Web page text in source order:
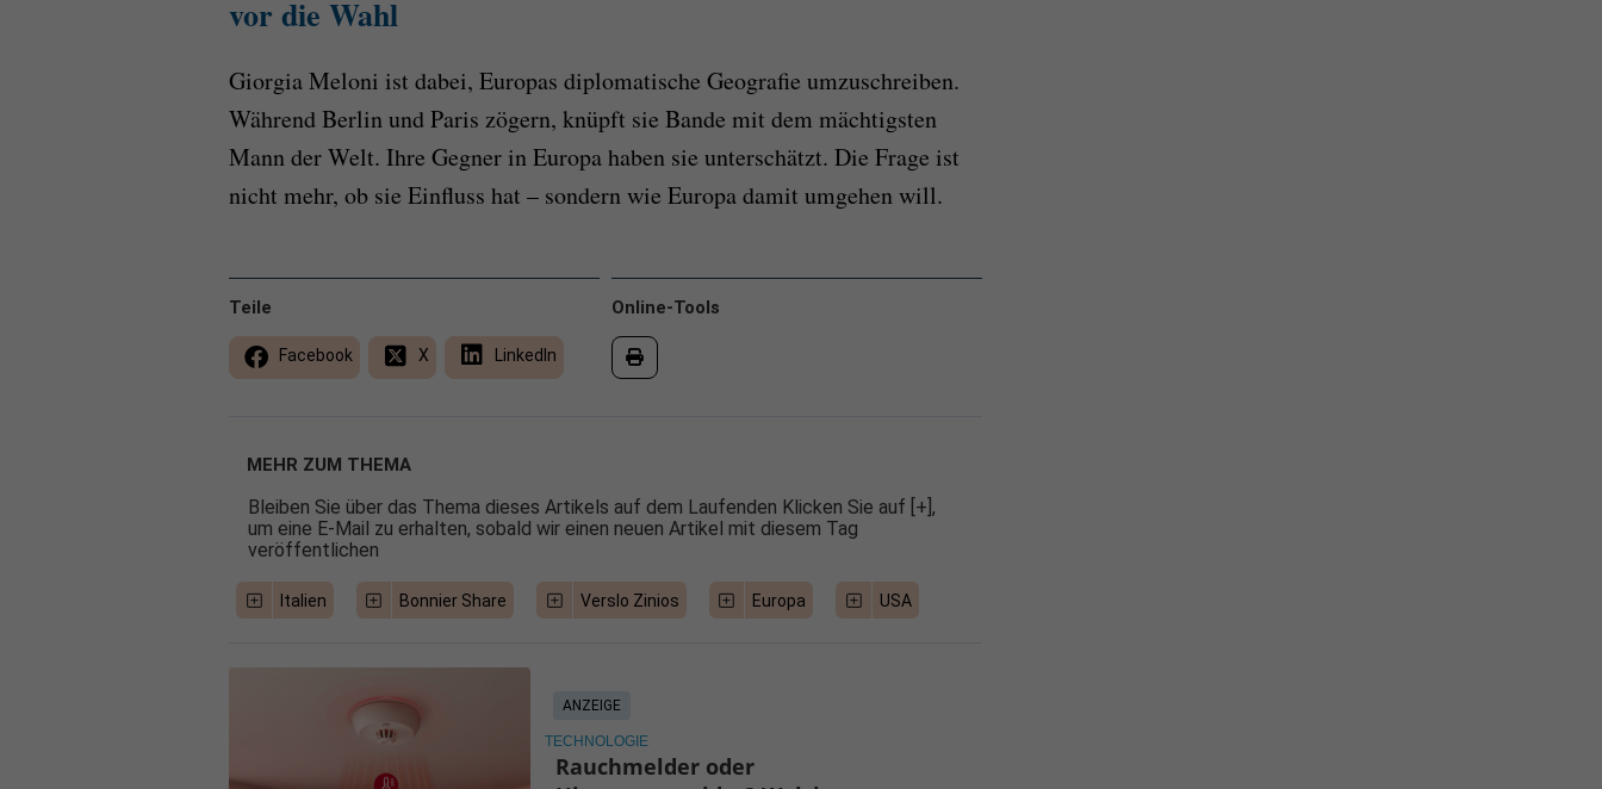
vor die Wahl
Giorgia Meloni ist dabei, Europas diplomatische Geografie umzuschreiben.
Während Berlin und Paris zögern, knüpft sie Bande mit dem mächtigsten
Mann der Welt. Ihre Gegner in Europa haben sie unterschätzt. Die Frage ist
nicht mehr, ob sie Einfluss hat – sondern wie Europa damit umgehen will.
Online-Tools
Teile
Facebook X LinkedIn
MEHR ZUM THEMA
Bleiben Sie über das Thema dieses Artikels auf dem Laufenden Klicken Sie auf [+],
um eine E-Mail zu erhalten, sobald wir einen neuen Artikel mit diesem Tag
veröffentlichen
Italien Bonnier Share Verslo Zinios Europa USA
ANZEIGE
TECHNOLOGIE
Rauchmelder oder